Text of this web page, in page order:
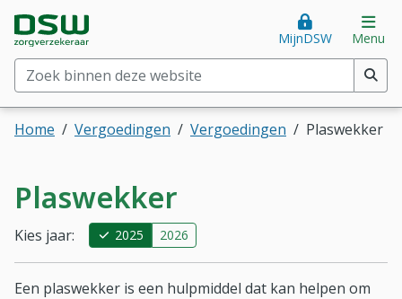
Direct naar hoofdinhoud
Direct naar hoofdmenuDSW Zorgverzekeraar. Goed voor je.
Zoek binnen deze website(min. 2 tekens)
MijnDSW Menu
Home Vergoedingen Vergoedingen Plaswekker
Plaswekker
Kies jaar: 2025 2026
Een plaswekker is een hulpmiddel dat kan helpen om